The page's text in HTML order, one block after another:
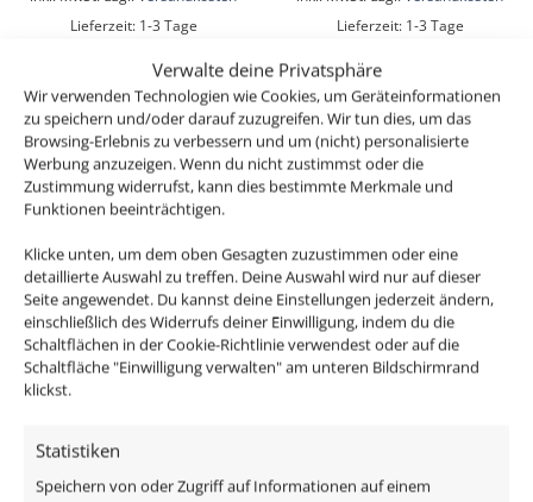
Verwalte deine Privatsphäre
Wir verwenden Technologien wie Cookies, um Geräteinformationen
zu speichern und/oder darauf zuzugreifen. Wir tun dies, um das
Browsing-Erlebnis zu verbessern und um (nicht) personalisierte
Werbung anzuzeigen. Wenn du nicht zustimmst oder die
Zustimmung widerrufst, kann dies bestimmte Merkmale und
Funktionen beeinträchtigen.
Klicke unten, um dem oben Gesagten zuzustimmen oder eine
detaillierte Auswahl zu treffen. Deine Auswahl wird nur auf dieser
Seite angewendet. Du kannst deine Einstellungen jederzeit ändern,
einschließlich des Widerrufs deiner Einwilligung, indem du die
Schaltflächen in der Cookie-Richtlinie verwendest oder auf die
Schaltfläche "Einwilligung verwalten" am unteren Bildschirmrand
klickst.
Statistiken
Speichern von oder Zugriff auf Informationen auf einem
Lieferzeit: 1-3 Tage
Lieferzeit: 1-3 Tage
Mini-Einbaustrahler
StarLED Sonne & Mond
anthrazit DC 24V leuchtet
Aluminium 3,3W auch für
Smart Home – KNX, DALI,
Smart Home 24V Bad
LED-Einbaustrahler rund |
GOOGLE, 1-10V, HUE